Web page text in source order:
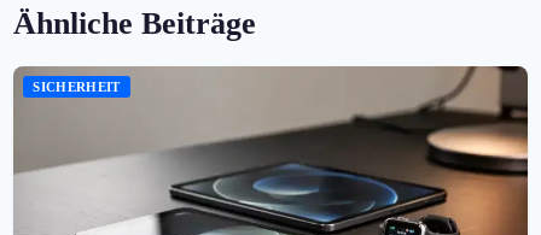
Ähnliche Beiträge
SICHERHEIT